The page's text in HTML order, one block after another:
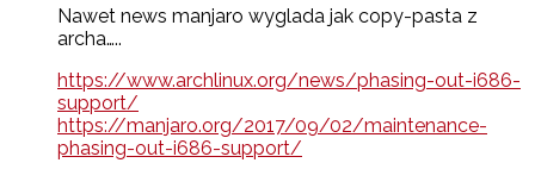
Nawet news manjaro wyglada jak copy-pasta z
archa…..
https://www.archlinux.org/news/phasing-out-i686-
support/
https://manjaro.org/2017/09/02/maintenance-
phasing-out-i686-support/